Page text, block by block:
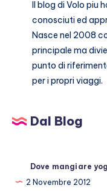
Il blog diVolo piu
conosciuti ed
Nasce nel 2008
principale ma
punto di
per i propri viaggi.
Dal Blog
Dove mangiare
2 Novembre 2012